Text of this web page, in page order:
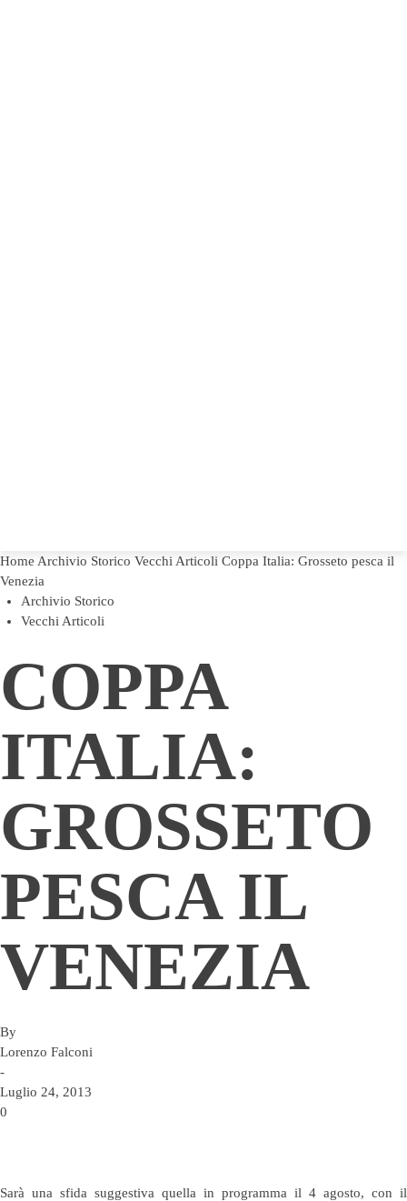
Home Archivio Storico Vecchi Articoli Coppa Italia: Grosseto pesca il
Venezia
Archivio Storico
Vecchi Articoli
COPPA
ITALIA:
GROSSETO
PESCA IL
VENEZIA
By
Lorenzo Falconi
-
Luglio 24, 2013
0
Sarà una sfida suggestiva quella in programma il 4 agosto, con il